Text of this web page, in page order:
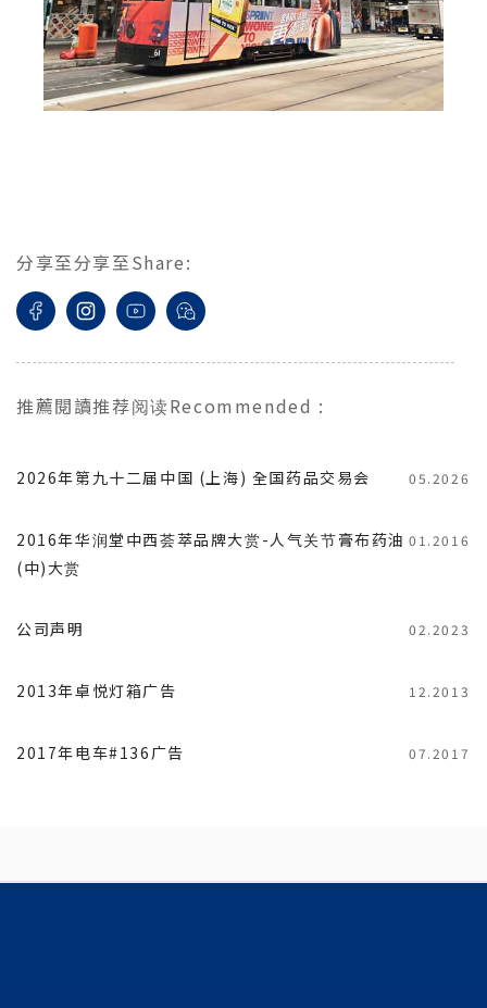
分享至分享至Share:
推薦閱讀推荐阅读Recommended :
2026年第九十二届中国 (上海) 全国药品交易会 05.2026
2016年华润堂中西荟萃品牌大赏-人气关节膏布药油
(中)大赏
01.2016
公司声明 02.2023
2013年卓悦灯箱广告 12.2013
2017年电车#136广告 07.2017